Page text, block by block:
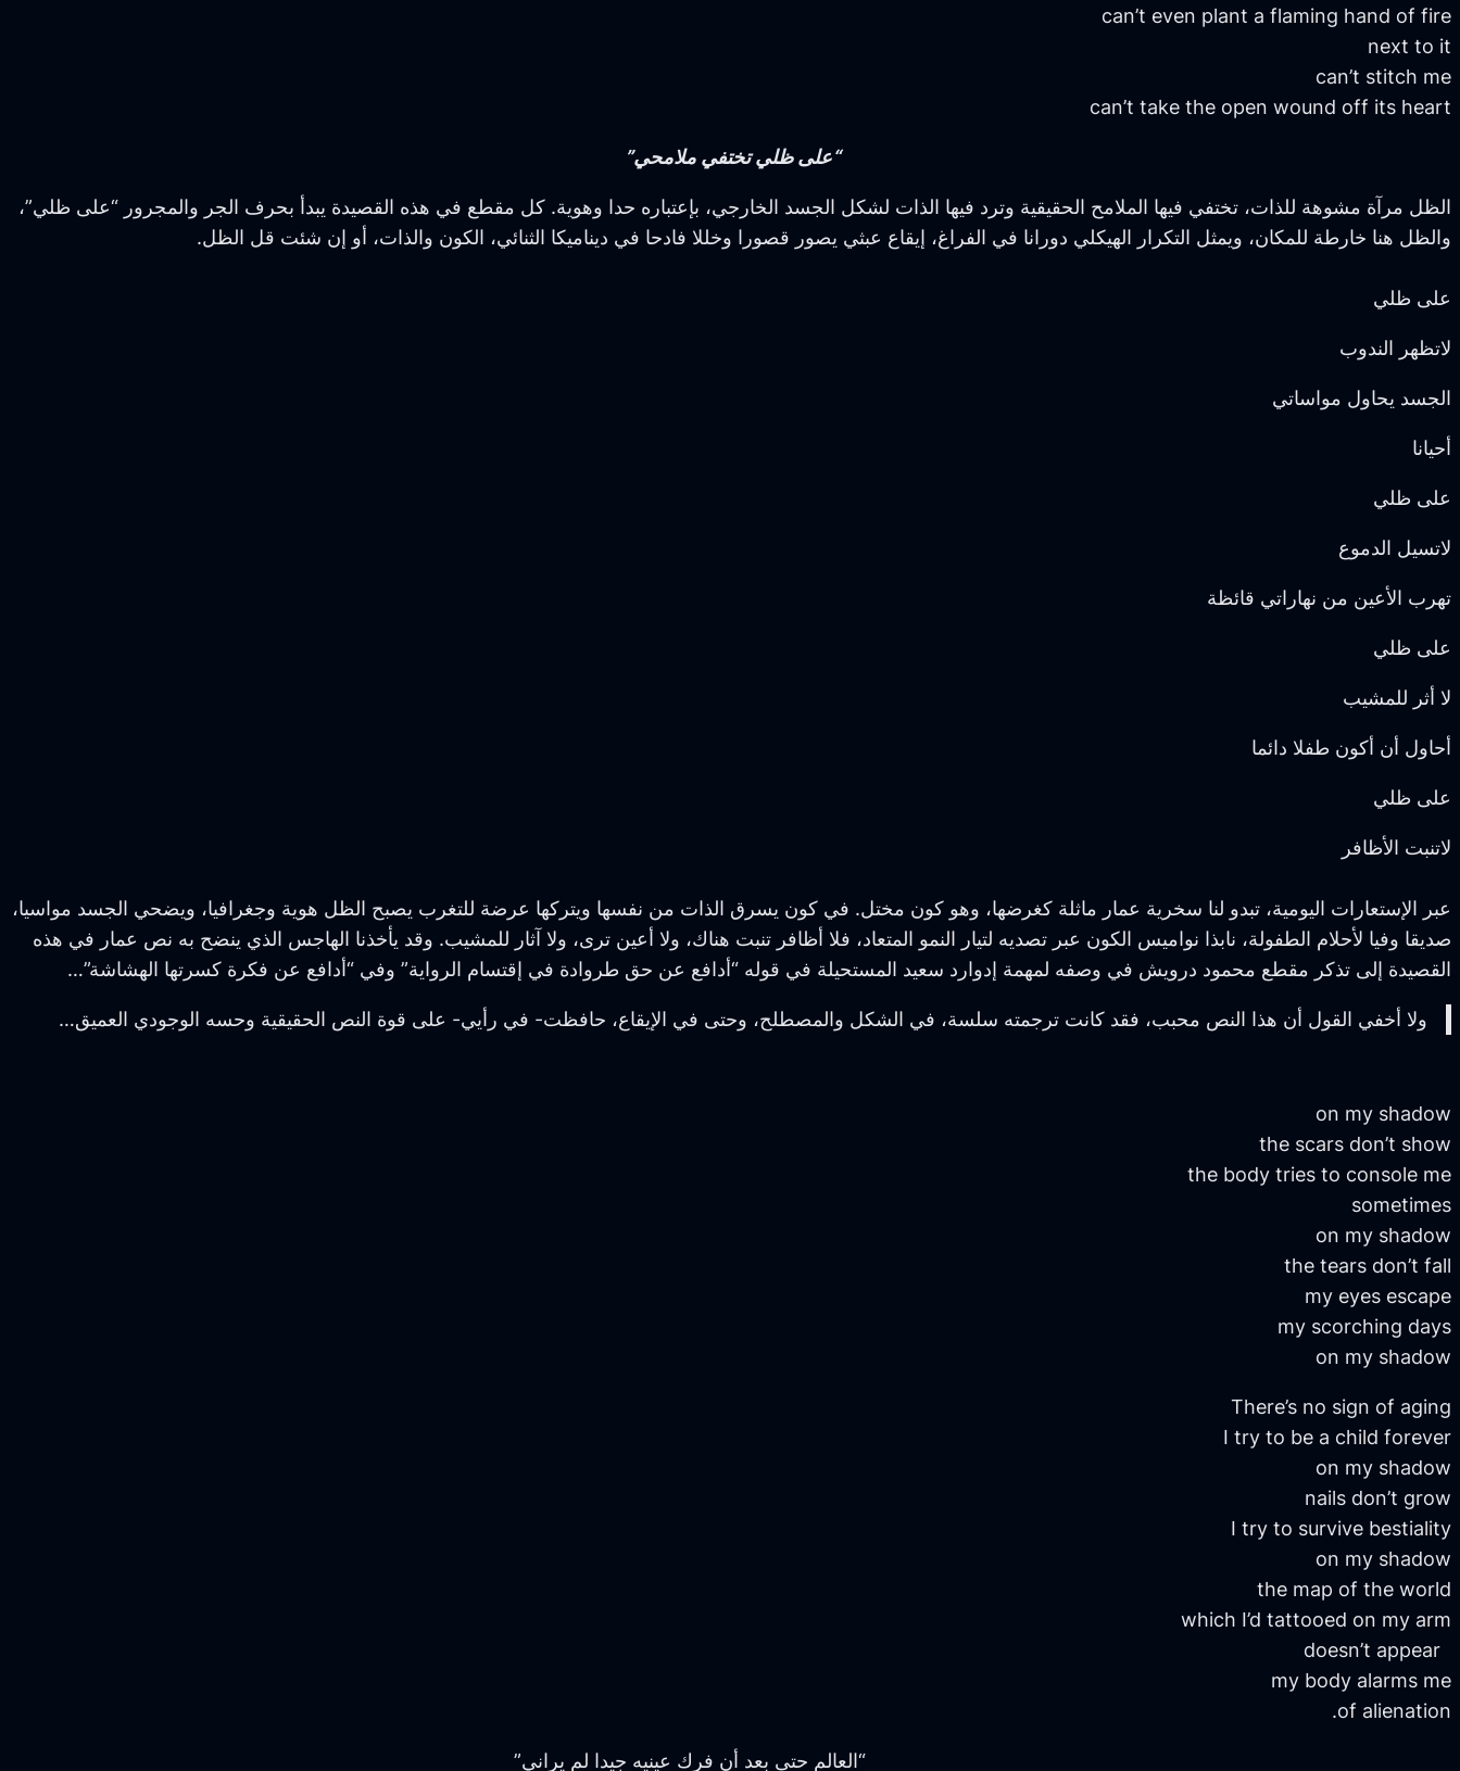
can’t even plant a flaming hand of fire
next to it
can’t stitch me
can’t take the open wound off its heart
“على ظلي تختفي ملامحي”
الظل مرآة مشوهة للذات، تختفي فيها الملامح الحقيقية وترد فيها الذات لشكل الجسد الخارجي، بإعتباره حدا وهوية. كل مقطع في هذه القصيدة يبدأ بحرف الجر والمجرور “على ظلي”،
والظل هنا خارطة للمكان، ويمثل التكرار الهيكلي دورانا في الفراغ، إيقاع عبثي يصور قصورا وخللا فادحا في ديناميكا الثنائي، الكون والذات، أو إن شئت قل الظل.
على ظلي
لاتظهر الندوب
الجسد يحاول مواساتي
أحيانا
على ظلي
لاتسيل الدموع
تهرب الأعين من نهاراتي قائظة
على ظلي
لا أثر للمشيب
أحاول أن أكون طفلا دائما
على ظلي
لاتنبت الأظافر
عبر الإستعارات اليومية، تبدو لنا سخرية عمار ماثلة كغرضها، وهو كون مختل. في كون يسرق الذات من نفسها ويتركها عرضة للتغرب يصبح الظل هوية وجغرافيا، ويضحي الجسد مواسيا،
صديقا وفيا لأحلام الطفولة، نابذا نواميس الكون عبر تصديه لتيار النمو المتعاد، فلا أظافر تنبت هناك، ولا أعين ترى، ولا آثار للمشيب. وقد يأخذنا الهاجس الذي ينضح به نص عمار في هذه
القصيدة إلى تذكر مقطع محمود درويش في وصفه لمهمة إدوارد سعيد المستحيلة في قوله “أدافع عن حق طروادة في إقتسام الرواية” وفي “أدافع عن فكرة كسرتها الهشاشة”…
ولا أخفي القول أن هذا النص محبب، فقد كانت ترجمته سلسة، في الشكل والمصطلح، وحتى في الإيقاع، حافظت- في رأيي- على قوة النص الحقيقية وحسه الوجودي العميق…
on my shadow
the scars don’t show
the body tries to console me
sometimes
on my shadow
the tears don’t fall
my eyes escape
my scorching days
on my shadow
There’s no sign of aging
I try to be a child forever
on my shadow
nails don’t grow
I try to survive bestiality
on my shadow
the map of the world
which I’d tattooed on my arm
my body alarms me
of alienation.
“العالم حتى بعد أن فرك عينيه جيدا لم يراني”